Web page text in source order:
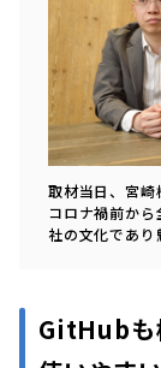
取材当日、宮崎
コロナ禍前か
社の文化であり
GitHubも